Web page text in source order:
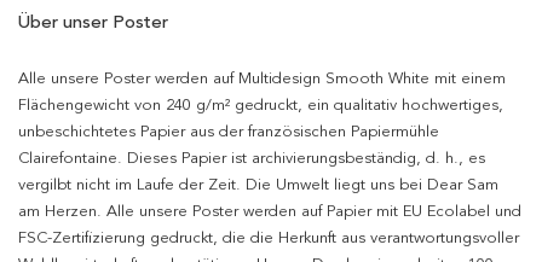
Über unser Poster
Alle unsere Poster werden auf Multidesign Smooth White mit einem
Flächengewicht von 240 g/m² gedruckt, ein qualitativ hochwertiges,
unbeschichtetes Papier aus der französischen Papiermühle
Clairefontaine. Dieses Papier ist archivierungsbeständig, d. h., es
vergilbt nicht im Laufe der Zeit. Die Umwelt liegt uns bei Dear Sam
am Herzen. Alle unsere Poster werden auf Papier mit EU Ecolabel und
FSC-Zertifizierung gedruckt, die die Herkunft aus verantwortungsvoller